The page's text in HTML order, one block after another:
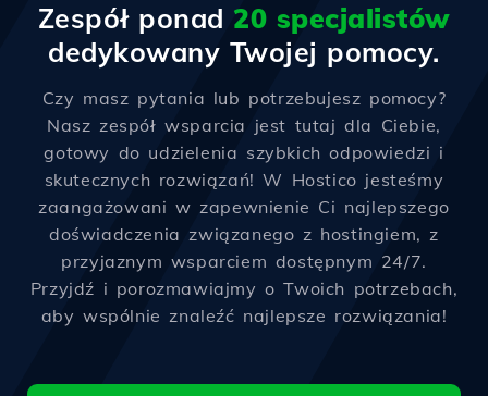
Zespół ponad 20 specjalistów
dedykowany Twojej pomocy.
Czy masz pytania lub potrzebujesz pomocy?
Nasz zespół wsparcia jest tutaj dla Ciebie,
gotowy do udzielenia szybkich odpowiedzi i
skutecznych rozwiązań! W Hostico jesteśmy
zaangażowani w zapewnienie Ci najlepszego
doświadczenia związanego z hostingiem, z
przyjaznym wsparciem dostępnym 24/7.
Przyjdź i porozmawiajmy o Twoich potrzebach,
aby wspólnie znaleźć najlepsze rozwiązania!